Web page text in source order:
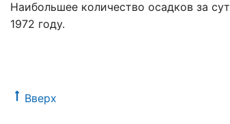
Наибольшее количество осадков за
1972 году.
Вверх